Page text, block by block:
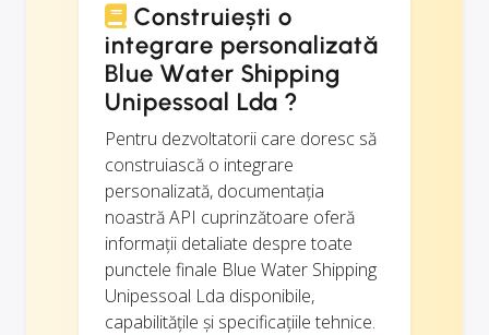
Construiești o
integrare personalizată
Blue Water Shipping
Unipessoal Lda ?
Pentru dezvoltatorii care doresc să
construiască o integrare
personalizată, documentația
noastră API cuprinzătoare oferă
informații detaliate despre toate
punctele finale Blue Water Shipping
Unipessoal Lda disponibile,
capabilitățile și specificațiile tehnice.